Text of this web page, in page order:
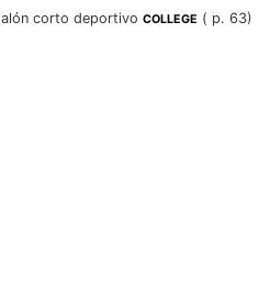
corto deportivo COLLEGE ( p. 63)